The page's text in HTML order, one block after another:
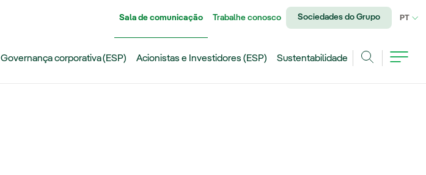
Sala de comunicação Trabalhe conosco Sociedades do Grupo PT
Governança corporativa (ESP) Acionistas e Investidores (ESP)
Sustentabilidade